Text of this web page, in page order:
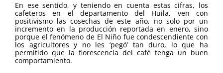
En ese sentido, y teniendo en cuenta estas cifras, los
cafeteros en el departamento del Huila, ven con
positivismo las cosechas de este año, no solo por un
incremento en la producción reportada en enero, sino
porque el fenómeno de El Niño fue condescendiente con
los agricultores y no les ‘pegó’ tan duro, lo que ha
permitido que la florescencia del café tenga un buen
comportamiento.